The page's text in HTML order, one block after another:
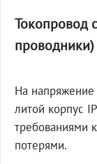
Токопровод
проводники)
На
литой корпус
требованиями
потерями.